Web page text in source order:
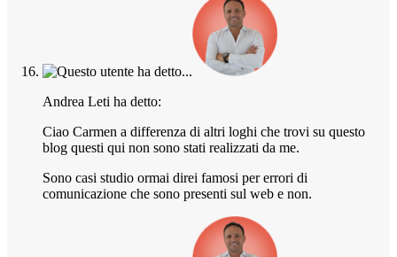
Andrea Leti ha detto:
Ciao Carmen a differenza di altri loghi che trovi su questo
blog questi qui non sono stati realizzati da me.
Sono casi studio ormai direi famosi per errori di
comunicazione che sono presenti sul web e non.